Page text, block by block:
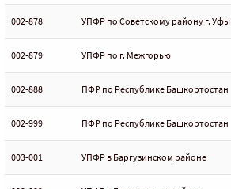
002-878 УПФР по Советскому району г. Уфы
002-879 УПФР по г. Межгорью
002-888 ПФР по Республике Башкортостан
002-999 ПФР по Республике Башкортостан
003-001 УПФР в Баргузинском районе